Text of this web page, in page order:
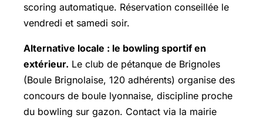
scoring automatique. Réservation conseillée le
vendredi et samedi soir.
Alternative locale : le bowling sportif en
extérieur. Le club de pétanque de Brignoles
(Boule Brignolaise, 120 adhérents) organise des
concours de boule lyonnaise, discipline proche
du bowling sur gazon. Contact via la mairie